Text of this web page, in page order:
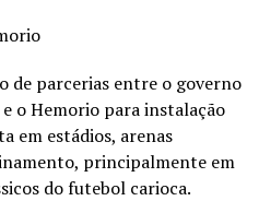
de parcerias entre o governo
o Hemorio para instalação
em estádios, arenas
principalmente em
do futebol carioca.